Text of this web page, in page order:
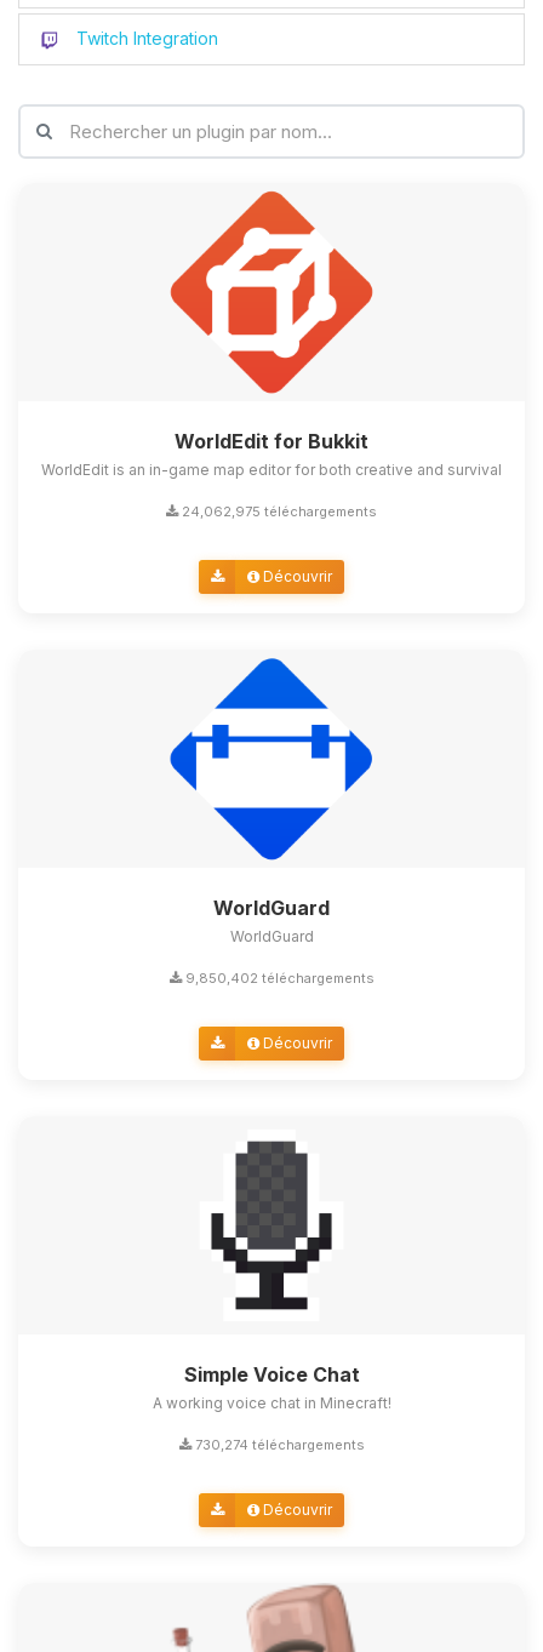
Twitch Integration
WorldEdit for Bukkit
WorldEdit is an in-game map editor for both creative and survival
24,062,975 téléchargements
Découvrir
WorldGuard
WorldGuard
9,850,402 téléchargements
Découvrir
Simple Voice Chat
A working voice chat in Minecraft!
730,274 téléchargements
Découvrir